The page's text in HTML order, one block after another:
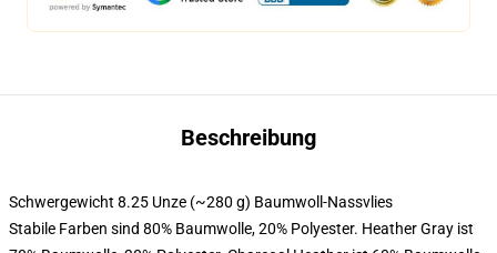
Beschreibung
Schwergewicht 8.25 Unze (~280 g) Baumwoll-Nassvlies
Stabile Farben sind 80% Baumwolle, 20% Polyester. Heather Gray ist